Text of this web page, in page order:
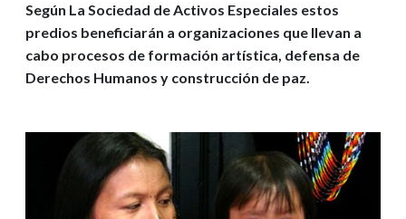
Según La Sociedad de Activos Especiales estos
predios beneficiarán a organizaciones que llevan a
cabo procesos de formación artística, defensa de
Derechos Humanos y construcción de paz.